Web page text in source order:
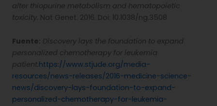
alter thiopurine metabolism and hematopoietic
toxicity. Nat Genet. 2016. Doi: 10.1038/ng.3508
Fuente: Discovery lays the foundation to expand
personalized chemotherapy for leukemia
patient. https://www.stjude.org/media-
resources/news-releases/2016-medicine-science-
news/discovery-lays-foundation-to-expand-
personalized-chemotherapy-for-leukemia-